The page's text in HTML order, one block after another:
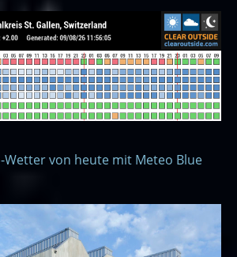
von heute mit Meteo Blue